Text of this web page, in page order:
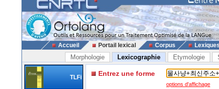
Accueil Portail lexical Corpus
Morphologie Lexicographie Etymologie
TLFi Entrez une forme
options d'affichage